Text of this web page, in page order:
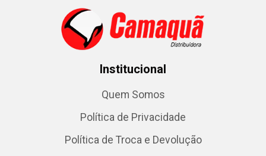
Institucional
Quem Somos
Política de Privacidade
Política de Troca e Devolução